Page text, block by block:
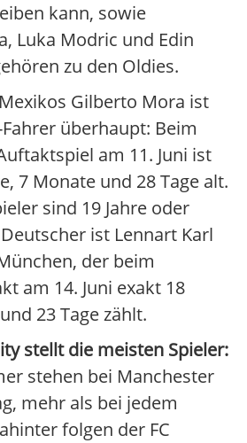
kann, sowie
Luka Modric und Edin
zu den Oldies.
Mexikos Gilberto Mora ist
überhaupt: Beim
am 11. Juni ist
7 Monate und 28 Tage alt.
sind 19 Jahre oder
ist Lennart Karl
der beim
am 14. Juni exakt 18
23 Tage zählt.
stellt die meisten Spieler:
stehen bei Manchester
mehr als bei jedem
folgen der FC